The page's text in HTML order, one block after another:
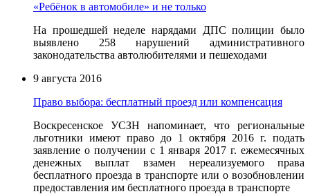
«Ребёнок в автомобиле» и не только
На прошедшей неделе нарядами ДПС полиции было
выявлено 258 нарушений административного
законодательства автолюбителями и пешеходами
9 августа 2016
Право выбора: бесплатный проезд или компенсация
Воскресенское УСЗН напоминает, что региональные
льготники имеют право до 1 октября 2016 г. подать
заявление о получении с 1 января 2017 г. ежемесячных
денежных выплат взамен нереализуемого права
бесплатного проезда в транспорте или о возобновлении
предоставления им бесплатного проезда в транспорте